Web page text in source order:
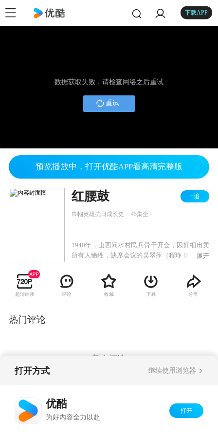
下载APP
数据获取失败，请检查网络之后重试
重试
预览播放中，打开优酷APP看高清完整版
红腰鼓 +追
巾帼英雄抗日成长史 45集全
1940年，山西问水村民兵骨干开会，因奸细出卖
所有人牺牲，缺席会议的吴翠萍（程琤 饰）被人
明了自己的清白。随后，吴翠萍等人重建队伍，
与日军指挥官上衫勇（冢越博隆 饰）斗争，身边
战友们一个个牺牲，最终粉碎了上衫勇的围剿计
展开
超清画质 评论 收藏 下载 分享
热门评论
暂无评论
打开方式 继续使用浏览器
优酷
为好内容全力以赴
打开